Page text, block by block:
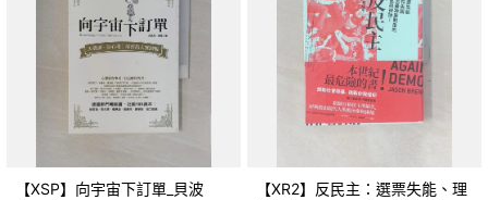
【XSP】向宇宙下訂單_貝波
【XR2】反民主：選票失能、理